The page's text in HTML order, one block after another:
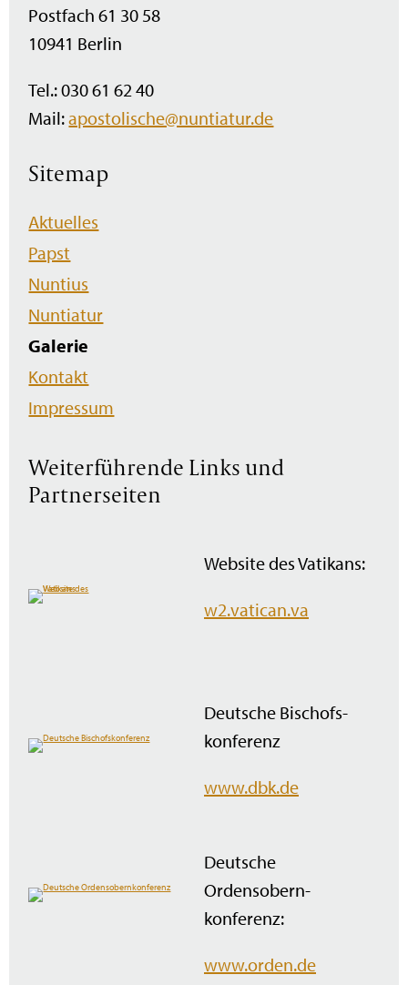
Postfach 61 30 58
10941 Berlin
Tel.: 030 61 62 40
Mail:apostolische@nuntiatur.de
Sitemap
Navigation
überspringen
Aktuelles
Papst
Nuntius
Nuntiatur
Galerie
Kontakt
Impressum
Weiterführende Links und
Partnerseiten
Website des Vatikans:
w2.vatican.va
Deutsche Bischofs­
konferenz
www.dbk.de
Deutsche
Ordensobern­
konferenz:
www.orden.de